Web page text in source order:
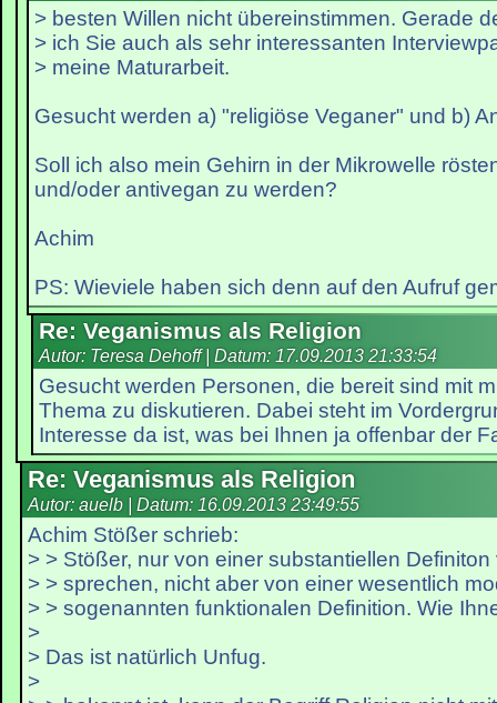
> besten Willen nicht übereinstimmen. Gerade
> ich Sie auch als sehr interessanten
> meine Maturarbeit.
Gesucht werden a) "religiöse Veganer" und b)
Soll ich also mein Gehirn in der Mikrowelle
und/oder antivegan zu werden?
Achim
PS: Wieviele haben sich denn auf den Aufruf
Re: Veganismus als Religion
Autor: Teresa Dehoff | Datum: 17.09.2013 21:33:54
Gesucht werden Personen, die bereit sind mit
Thema zu diskutieren. Dabei steht im
Interesse da ist, was bei Ihnen ja offenbar der
Re: Veganismus als Religion
Autor: auelb | Datum: 16.09.2013 23:49:55
Achim Stößer schrieb:
> > Stößer, nur von einer substantiellen
> > sprechen, nicht aber von einer wesentlich
> > sogenannten funktionalen Definition. Wie
>
> Das ist natürlich Unfug.
>